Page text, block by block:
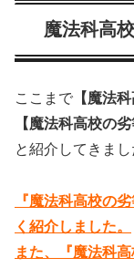
魔法科高
ここまで 【魔法
【魔法科高校の
と紹介してきま
『魔法科高校の
く紹介しました。
また、『魔法科